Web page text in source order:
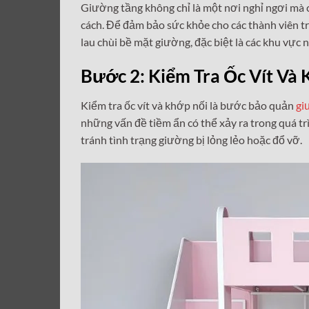
Giường tầng không chỉ là một nơi nghỉ ngơi mà
cách. Để đảm bảo sức khỏe cho các thành viên
lau chùi bề mặt giường, đặc biệt là các khu vực
Bước 2: Kiểm Tra Ốc Vít
Kiểm tra ốc vít và khớp nối là bước bảo quản
những vấn đề tiềm ẩn có thể xảy ra trong quá
tránh tình trạng giường bị lỏng lẻo hoặc đổ vỡ.